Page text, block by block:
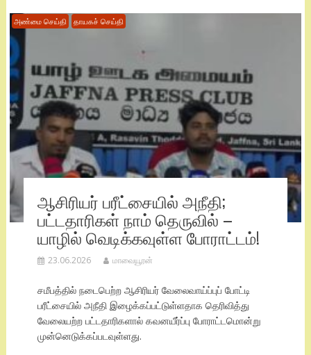
அண்மை செய்தி தாயகச் செய்தி
ஆசிரியர் பரீட்சையில் அநீதி;
பட்டதாரிகள் நாம் தெருவில் –
யாழில் வெடிக்கவுள்ள போராட்டம்!
23.06.2026 மாவையூரன்
சமீபத்தில் நடைபெற்ற ஆசிரியர் வேலைவாய்ப்புப் போட்டி
பரீட்சையில் அநீதி இழைக்கப்பட்டுள்ளதாக தெரிவித்து
வேலையற்ற பட்டதாரிகளால் கவனயீர்ப்பு போராட்டமொன்று
முன்னெடுக்கப்படவுள்ளது.